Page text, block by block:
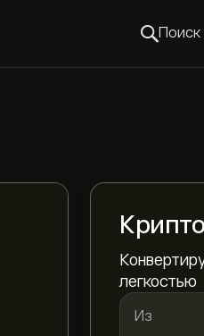
Поиск
легкостью
Из